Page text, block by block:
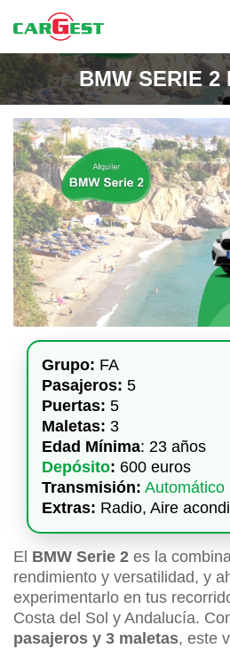
BMW SERIE 2
Grupo: FA
Pasajeros: 5
Puertas: 5
Maletas: 3
Edad Mínima: 23 años
Depósito: 600 euros
Transmisión: Automático
Extras: Radio, Aire
El BMW Serie 2 es la
rendimiento y versatilidad, y
experimentarlo en tus
Costa del Sol y Andalucía.
pasajeros y 3 maletas, este